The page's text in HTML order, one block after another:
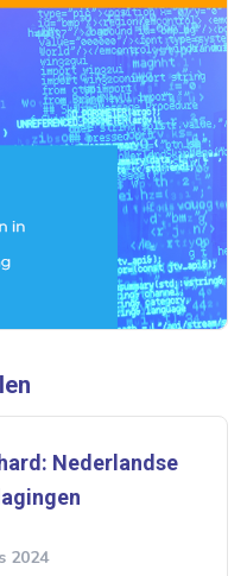
Nederlandse
2024
direct in
Cicero